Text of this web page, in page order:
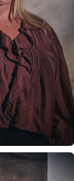
協力業者募集
プライバシーポリシー
© AIZU CORPORATION.